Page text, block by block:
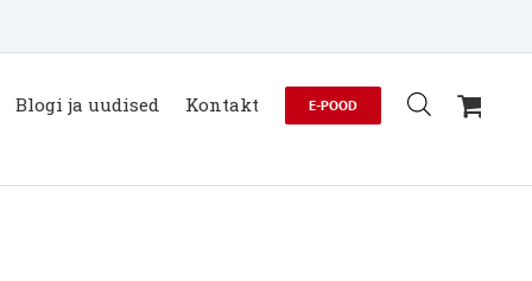
Blogi ja uudised Kontakt E-POOD